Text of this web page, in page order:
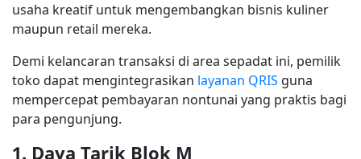
usaha kreatif untuk mengembangkan bisnis kuliner
maupun retail mereka.
Demi kelancaran transaksi di area sepadat ini, pemilik
toko dapat mengintegrasikan layanan QRIS guna
mempercepat pembayaran nontunai yang praktis bagi
para pengunjung.
1. Daya Tarik Blok M